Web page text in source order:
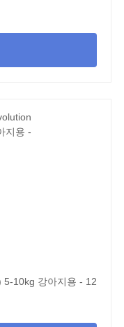
5-10kg 강아지용 - 12